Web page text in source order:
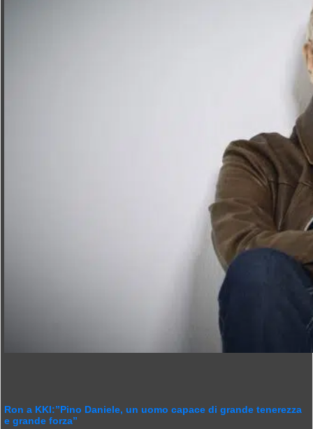
Ron a KKI:”Pino Daniele, un uomo capace di grande tenerezza
e grande forza”